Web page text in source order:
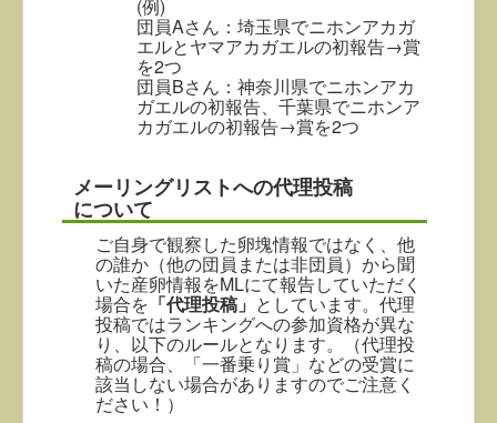
(例)
団員Aさん：埼玉県でニホンアカガ
エルとヤマアカガエルの初報告→賞
を2つ
団員Bさん：神奈川県でニホンアカ
ガエルの初報告、千葉県でニホンア
カガエルの初報告→賞を2つ
メーリングリストへの代理投稿
について
ご自身で観察した卵塊情報ではなく、他
の誰か（他の団員または非団員）から聞
いた産卵情報をMLにて報告していただく
場合を 「代理投稿」 としています。代理
投稿ではランキングへの参加資格が異な
り、以下のルールとなります。（代理投
稿の場合、「一番乗り賞」などの受賞に
該当しない場合がありますのでご注意く
ださい！）